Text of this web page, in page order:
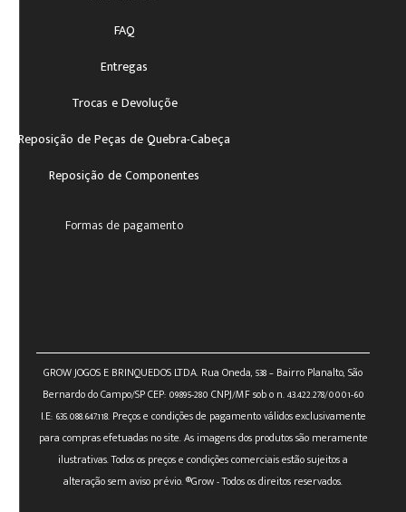
FAQ
Entregas
Trocas e Devoluçõe
Reposição de Peças de Quebra-Cabeça
Reposição de Componentes
Formas de pagamento
GROW JOGOS E BRINQUEDOS LTDA. Rua Oneda, 538 – Bairro Planalto, São
Bernardo do Campo/SP CEP: 09895-280 CNPJ/MF sob o n. 43.422.278/0001-60
I.E: 635.088.647.118. Preços e condições de pagamento válidos exclusivamente
para compras efetuadas no site. As imagens dos produtos são meramente
ilustrativas. Todos os preços e condições comerciais estão sujeitos a
alteração sem aviso prévio. ®Grow - Todos os direitos reservados.